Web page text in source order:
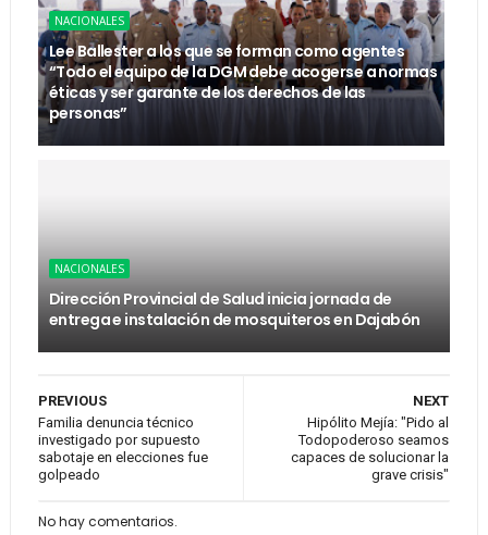
NACIONALES
Lee Ballester a los que se forman como agentes
“Todo el equipo de la DGM debe acogerse a normas
éticas y ser garante de los derechos de las
personas”
NACIONALES
Dirección Provincial de Salud inicia jornada de
entrega e instalación de mosquiteros en Dajabón
NEXT
Hipólito Mejía: "Pido al
Todopoderoso seamos
capaces de solucionar la
grave crisis"
PREVIOUS
Familia denuncia técnico
investigado por supuesto
sabotaje en elecciones fue
golpeado
No hay comentarios.